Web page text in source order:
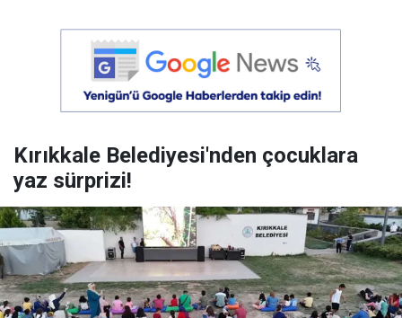
Kırıkkale Belediyesi'nden çocuklara
yaz sürprizi!